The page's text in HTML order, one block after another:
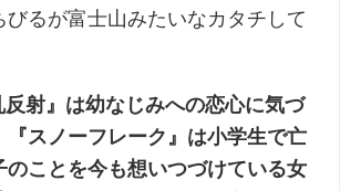
びるが富士山みたいなカタチして
射』は幼なじみへの恋心に気づ
『スノーフレーク』は小学生で亡
のことを今も想いつづけている女